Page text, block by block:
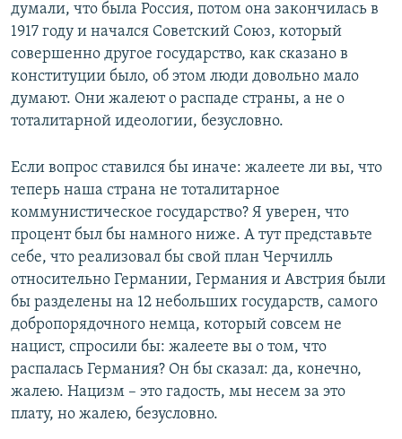
думали, что была Россия, потом она закончилась в
1917 году и начался Советский Союз, который
совершенно другое государство, как сказано в
конституции было, об этом люди довольно мало
думают. Они жалеют о распаде страны, а не о
тоталитарной идеологии, безусловно.
Если вопрос ставился бы иначе: жалеете ли вы, что
теперь наша страна не тоталитарное
коммунистическое государство? Я уверен, что
процент был бы намного ниже. А тут представьте
себе, что реализовал бы свой план Черчилль
относительно Германии, Германия и Австрия были
бы разделены на 12 небольших государств, самого
добропорядочного немца, который совсем не
нацист, спросили бы: жалеете вы о том, что
распалась Германия? Он бы сказал: да, конечно,
жалею. Нацизм – это гадость, мы несем за это
плату, но жалею, безусловно.